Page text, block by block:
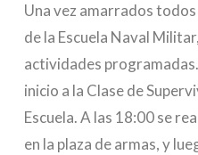
Una vez amarrados
de la Escuela Naval
actividades
inicio a la Clase de
Escuela. A las 18:00 se
en la plaza de armas, y